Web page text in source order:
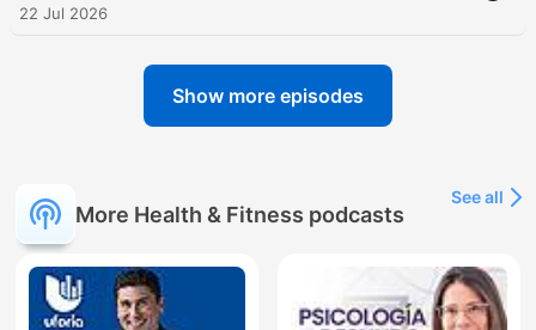
22 Jul 2026
Show more episodes
More Health & Fitness podcasts
See all